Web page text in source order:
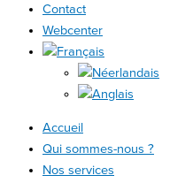
Contact
Webcenter
Accueil
Qui sommes-nous ?
Nos services